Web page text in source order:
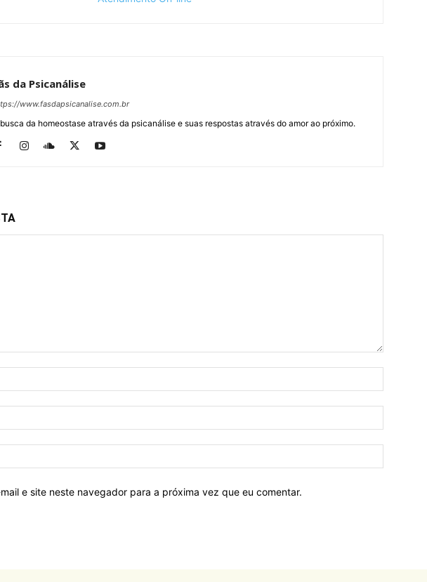
da Psicanálise
www.fasdapsicanalise.com.br
da homeostase através da psicanálise e suas respostas através do amor ao próximo.
e site neste navegador para a próxima vez que eu comentar.